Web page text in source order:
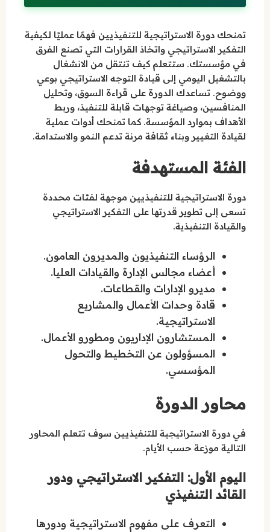
تمنحك دورة الاستراتيجية للتنفيذيين فهمًا عمليًا لكيفية
التفكير الاستراتيجي واتخاذ القرارات التي تصنع الفرق
في مؤسستك. ستتعلم كيف تنتقل من الانشغال
بالتشغيل اليومي إلى قيادة التوجه الاستراتيجي بوعي
ووضوح. تساعدك الدورة على قراءة السوق، وتحليل
المنافسين، وصياغة توجهات قابلة للتنفيذ، وربط
الأهداف بموارد المؤسسة. كما تمنحك أدوات عملية
لقيادة التغيير وبناء ثقافة مرنة تدعم النمو والاستدامة.
الفئة المستهدفة
دورة الاستراتيجية للتنفيذيين موجهة لفئات محددة
تسعى إلى تطوير قدرتها على التفكير الاستراتيجي
والقيادة التنفيذية.
الرؤساء التنفيذيون والمديرون العامون.
أعضاء مجالس الإدارة والقيادات العليا.
مديرو الإدارات والقطاعات.
قادة وحدات الأعمال والمشاريع
الاستراتيجية.
المستشارون الإداريون ومطورو الأعمال.
المسؤولون عن التخطيط والتحول
المؤسسي.
محاور الدورة
في دورة الاستراتيجية للتنفيذيين سوف تتعلم المحاور
التالية موزعة حسب الأيام.
اليوم الأول: التفكير الاستراتيجي ودور
القائد التنفيذي
التعرف على مفهوم الاستراتيجية ودورها